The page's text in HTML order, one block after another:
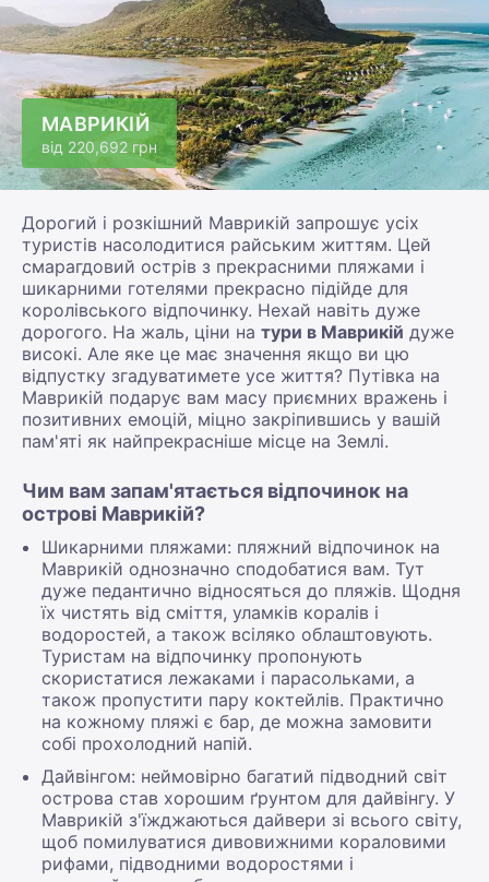
МАВРИКІЙ
від 220,692 грн
Дорогий і розкішний Маврикій запрошує усіх
туристів насолодитися райським життям. Цей
смарагдовий острів з прекрасними пляжами і
шикарними готелями прекрасно підійде для
королівського відпочинку. Нехай навіть дуже
дорогого. На жаль, ціни на тури в Маврикій дуже
високі. Але яке це має значення якщо ви цю
відпустку згадуватимете усе життя? Путівка на
Маврикій подарує вам масу приємних вражень і
позитивних емоцій, міцно закріпившись у вашій
пам'яті як найпрекрасніше місце на Землі.
Чим вам запам'ятається відпочинок на
острові Маврикій?
Шикарними пляжами: пляжний відпочинок на
Маврикій однозначно сподобатися вам. Тут
дуже педантично відносяться до пляжів. Щодня
їх чистять від сміття, уламків коралів і
водоростей, а також всіляко облаштовують.
Туристам на відпочинку пропонують
скористатися лежаками і парасольками, а
також пропустити пару коктейлів. Практично
на кожному пляжі є бар, де можна замовити
собі прохолодний напій.
Дайвінгом: неймовірно багатий підводний світ
острова став хорошим ґрунтом для дайвінгу. У
Маврикій з'їжджаються дайвери зі всього світу,
щоб помилуватися дивовижними кораловими
рифами, підводними водоростями і